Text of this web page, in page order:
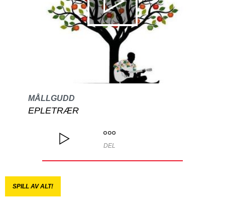
MÅLLGUDD
EPLETRÆR
DEL
SPILL AV ALT!